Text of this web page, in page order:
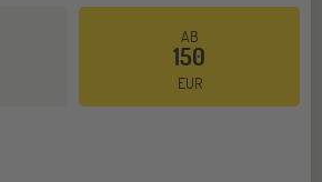
AB
150
EUR